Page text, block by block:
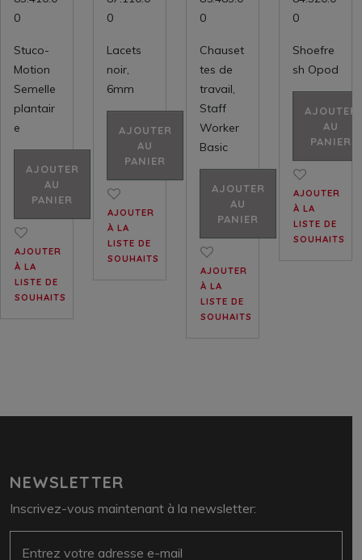
0
Stuco-
Motion
Semelle
plantair
e
AJOUTER
AU
PANIER
AJOUTER
À LA
LISTE DE
SOUHAITS
0
Lacets
noir,
6mm
AJOUTER
AU
PANIER
AJOUTER
À LA
LISTE DE
SOUHAITS
0
Chauset
tes de
travail,
Staff
Worker
Basic
AJOUTER
AU
PANIER
AJOUTER
À LA
LISTE DE
SOUHAITS
0
Shoefre
sh Opod
AJOUTER
AU
PANIER
AJOUTER
À LA
LISTE DE
SOUHAITS
NEWSLETTER
Inscrivez-vous maintenant à la newsletter: